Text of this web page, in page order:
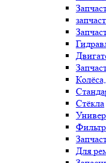
Стёкла
Для